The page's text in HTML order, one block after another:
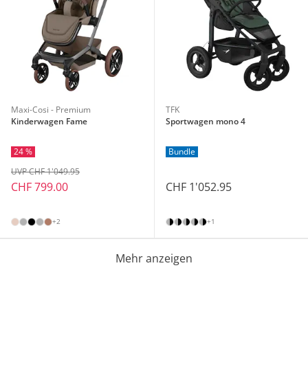
Maxi-Cosi - Premium
Kinderwagen Fame
24 %
CHF 799.00
UVP CHF 1'049.95
+2
TFK
Sportwagen mono 4
Bundle
CHF 1'052.95
+1
Mehr anzeigen